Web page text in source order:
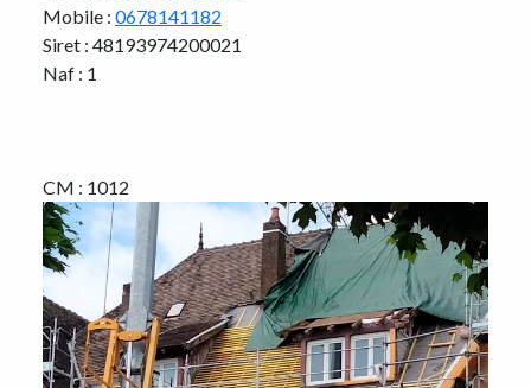
Mobile : 0678141182
Siret : 48193974200021
Naf : 1
CM : 1012